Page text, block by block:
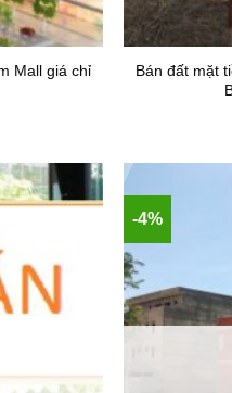
Mall giá chỉ
Bán đất mặt
-4%